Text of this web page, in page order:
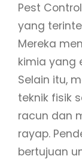
Pest
yang
Mereka
kimia yang
Selain itu,
teknik fisik
racun dan
rayap.
bertujuan